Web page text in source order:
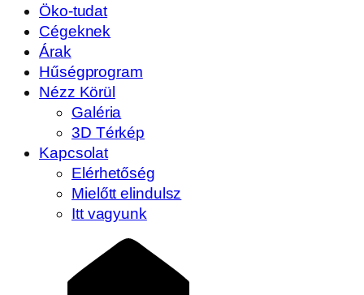
Öko-tudat
Cégeknek
Árak
Hűségprogram
Nézz Körül
Galéria
3D Térkép
Kapcsolat
Elérhetőség
Mielőtt elindulsz
Itt vagyunk